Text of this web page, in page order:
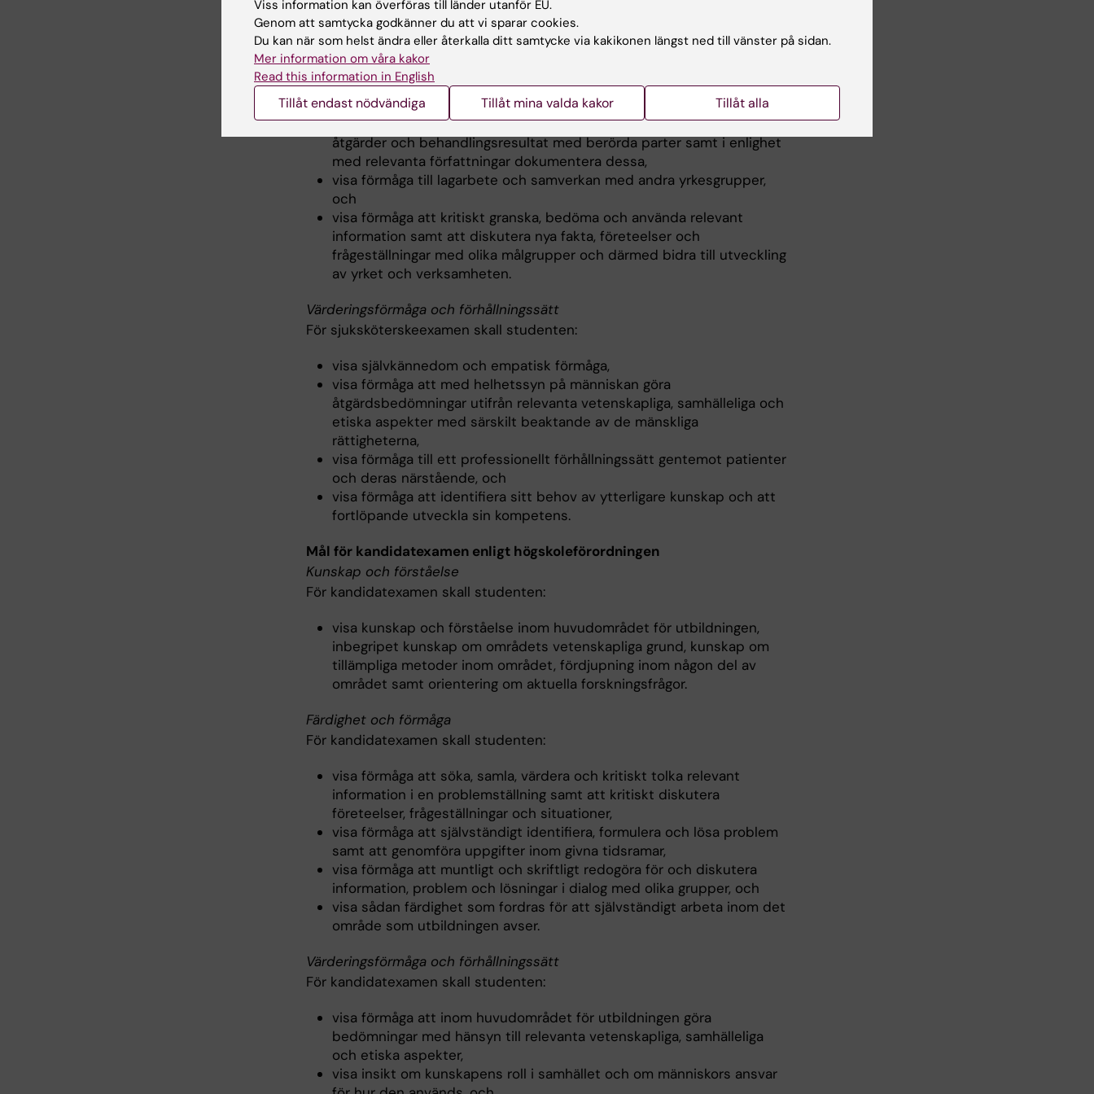
visa förmåga att initiera metodförbättring och kvalitetssäkring,
visa förmåga att tillämpa sitt kunnande för att hantera olika
situationer, företeelser och frågeställningar utifrån individers och
gruppers behov,
visa förmåga att informera och undervisa olika grupper samt att
genomföra handledande uppgifter,
visa förmåga att muntligt och skriftligt redogöra för och diskutera
åtgärder och behandlingsresultat med berörda parter samt i enlighet
med relevanta författningar dokumentera dessa,
visa förmåga till lagarbete och samverkan med andra yrkesgrupper,
och
visa förmåga att kritiskt granska, bedöma och använda relevant
information samt att diskutera nya fakta, företeelser och
frågeställningar med olika målgrupper och därmed bidra till utveckling
av yrket och verksamheten.
Värderingsförmåga och förhållningssätt
För sjuksköterskeexamen skall studenten:
visa självkännedom och empatisk förmåga,
visa förmåga att med helhetssyn på människan göra
åtgärdsbedömningar utifrån relevanta vetenskapliga, samhälleliga och
etiska aspekter med särskilt beaktande av de mänskliga
rättigheterna,
visa förmåga till ett professionellt förhållningssätt gentemot patienter
och deras närstående, och
visa förmåga att identifiera sitt behov av ytterligare kunskap och att
fortlöpande utveckla sin kompetens.
Mål för kandidatexamen enligt högskoleförordningen
Kunskap och förståelse
För kandidatexamen skall studenten:
visa kunskap och förståelse inom huvudområdet för utbildningen,
inbegripet kunskap om områdets vetenskapliga grund, kunskap om
tillämpliga metoder inom området, fördjupning inom någon del av
området samt orientering om aktuella forskningsfrågor.
Färdighet och förmåga
För kandidatexamen skall studenten:
visa förmåga att söka, samla, värdera och kritiskt tolka relevant
information i en problemställning samt att kritiskt diskutera
företeelser, frågeställningar och situationer,
visa förmåga att självständigt identifiera, formulera och lösa problem
samt att genomföra uppgifter inom givna tidsramar,
visa förmåga att muntligt och skriftligt redogöra för och diskutera
information, problem och lösningar i dialog med olika grupper, och
visa sådan färdighet som fordras för att självständigt arbeta inom det
område som utbildningen avser.
Värderingsförmåga och förhållningssätt
För kandidatexamen skall studenten:
visa förmåga att inom huvudområdet för utbildningen göra
bedömningar med hänsyn till relevanta vetenskapliga, samhälleliga
och etiska aspekter,
visa insikt om kunskapens roll i samhället och om människors ansvar
Viss information kan överföras till länder utanför EU.
Genom att samtycka godkänner du att vi sparar cookies.
Du kan när som helst ändra eller återkalla ditt samtycke via kakikonen längst ned till vänster på sidan.
Mer information om våra kakor
Read this information in English
Tillåt endast nödvändiga Tillåt mina valda kakor Tillåt alla